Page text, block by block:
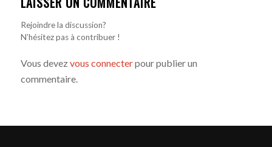
Rejoindre la discussion?
N’hésitez pas à contribuer !
Vous devez vous connecterpour publier un
commentaire.